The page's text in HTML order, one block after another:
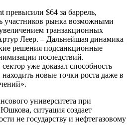
превысили $64 за баррель,
участников рынка возможными
транзакционных
Леер. – Дальнейшая динамика
решения подсанкционные
последствий.
уже доказал способность
находить новые точки роста даже в
университета при
ситуация создает
не государству и нефтегазовому